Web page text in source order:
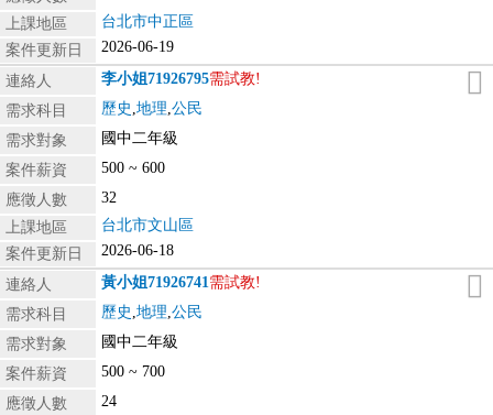
上課地區
台北市中正區
案件更新日
2026-06-19
連絡人 李小姐71926795需試教!
需求科目
歷史 ,地理,公民
需求對象
國中二年級
案件薪資
500 ~ 600
應徵人數
32
上課地區
台北市文山區
案件更新日
2026-06-18
連絡人 黃小姐71926741需試教!
需求科目
歷史 ,地理,公民
需求對象
國中二年級
案件薪資
500 ~ 700
應徵人數
24